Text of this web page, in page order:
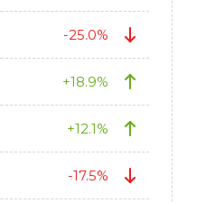
-25.0%
+18.9%
+12.1%
-17.5%